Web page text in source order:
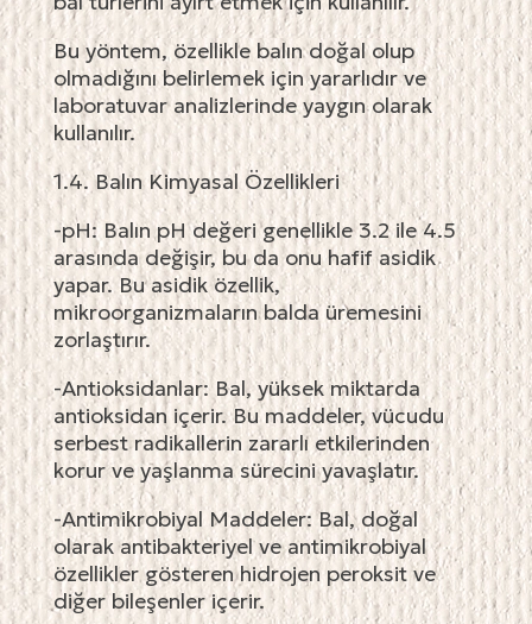
Bu yöntem, özellikle balın doğal olup
olmadığını belirlemek için yararlıdır ve
laboratuvar analizlerinde yaygın olarak
kullanılır.
1.4. Balın Kimyasal Özellikleri
-pH: Balın pH değeri genellikle 3.2 ile 4.5
arasında değişir, bu da onu hafif asidik
yapar. Bu asidik özellik,
mikroorganizmaların balda üremesini
zorlaştırır.
-Antioksidanlar: Bal, yüksek miktarda
antioksidan içerir. Bu maddeler, vücudu
serbest radikallerin zararlı etkilerinden
korur ve yaşlanma sürecini yavaşlatır.
-Antimikrobiyal Maddeler: Bal, doğal
olarak antibakteriyel ve antimikrobiyal
özellikler gösteren hidrojen peroksit ve
diğer bileşenler içerir.